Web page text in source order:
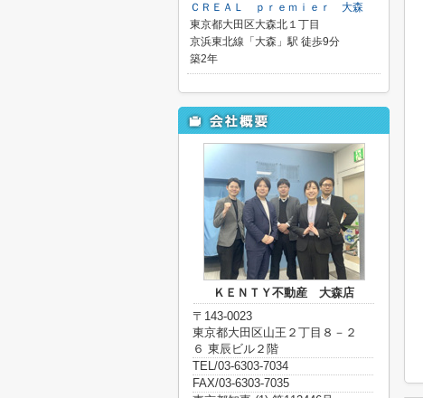
ＣＲＥＡＬ ｐｒｅｍｉｅｒ 大森
東京都大田区大森北１丁目
京浜東北線「大森」駅 徒歩9分
築2年
ＫＥＮＴＹ不動産 大森店
〒143-0023
東京都大田区山王２丁目８－２
６ 東辰ビル２階
TEL/03-6303-7034
FAX/03-6303-7035